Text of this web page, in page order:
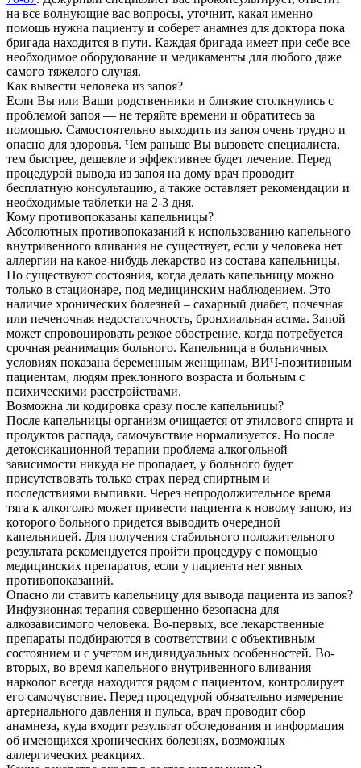
на все волнующие вас вопросы, уточнит, какая именно
помощь нужна пациенту и соберет анамнез для доктора пока
бригада находится в пути. Каждая бригада имеет при себе все
необходимое оборудование и медикаменты для любого даже
самого тяжелого случая.
Как вывести человека из запоя?
Если Вы или Ваши родственники и близкие столкнулись с
проблемой запоя — не теряйте времени и обратитесь за
помощью. Самостоятельно выходить из запоя очень трудно и
опасно для здоровья. Чем раньше Вы вызовете специалиста,
тем быстрее, дешевле и эффективнее будет лечение. Перед
процедурой вывода из запоя на дому врач проводит
бесплатную консультацию, а также оставляет рекомендации и
необходимые таблетки на 2-3 дня.
Кому противопоказаны капельницы?
Абсолютных противопоказаний к использованию капельного
внутривенного вливания не существует, если у человека нет
аллергии на какое-нибудь лекарство из состава капельницы.
Но существуют состояния, когда делать капельницу можно
только в стационаре, под медицинским наблюдением. Это
наличие хронических болезней – сахарный диабет, почечная
или печеночная недостаточность, бронхиальная астма. Запой
может спровоцировать резкое обострение, когда потребуется
срочная реанимация больного. Капельница в больничных
условиях показана беременным женщинам, ВИЧ-позитивным
пациентам, людям преклонного возраста и больным с
психическими расстройствами.
Возможна ли кодировка сразу после капельницы?
После капельницы организм очищается от этилового спирта и
продуктов распада, самочувствие нормализуется. Но после
детоксикационной терапии проблема алкогольной
зависимости никуда не пропадает, у больного будет
присутствовать только страх перед спиртным и
последствиями выпивки. Через непродолжительное время
тяга к алкоголю может привести пациента к новому запою, из
которого больного придется выводить очередной
капельницей. Для получения стабильного положительного
результата рекомендуется пройти процедуру с помощью
медицинских препаратов, если у пациента нет явных
противопоказаний.
Опасно ли ставить капельницу для вывода пациента из запоя?
Инфузионная терапия совершенно безопасна для
алкозависимого человека. Во-первых, все лекарственные
препараты подбираются в соответствии с объективным
состоянием и с учетом индивидуальных особенностей. Во-
вторых, во время капельного внутривенного вливания
нарколог всегда находится рядом с пациентом, контролирует
его самочувствие. Перед процедурой обязательно измерение
артериального давления и пульса, врач проводит сбор
анамнеза, куда входит результат обследования и информация
об имеющихся хронических болезнях, возможных
аллергических реакциях.